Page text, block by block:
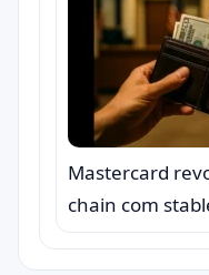
Mastercard
chain com